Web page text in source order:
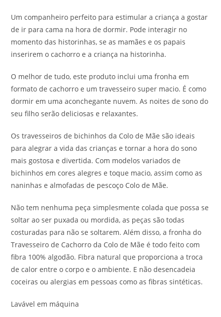
Um companheiro perfeito para estimular a criança a gostar
de ir para cama na hora de dormir. Pode interagir no
momento das historinhas, se as mamães e os papais
inserirem o cachorro e a criança na historinha.
O melhor de tudo, este produto inclui uma fronha em
formato de cachorro e um travesseiro super macio. É como
dormir em uma aconchegante nuvem. As noites de sono do
seu filho serão deliciosas e relaxantes.
Os travesseiros de bichinhos da Colo de Mãe são ideais
para alegrar a vida das crianças e tornar a hora do sono
mais gostosa e divertida. Com modelos variados de
bichinhos em cores alegres e toque macio, assim como as
naninhas e almofadas de pescoço Colo de Mãe.
Não tem nenhuma peça simplesmente colada que possa se
soltar ao ser puxada ou mordida, as peças são todas
costuradas para não se soltarem. Além disso, a fronha do
Travesseiro de Cachorro da Colo de Mãe é todo feito com
fibra 100% algodão. Fibra natural que proporciona a troca
de calor entre o corpo e o ambiente. E não desencadeia
coceiras ou alergias em pessoas como as fibras sintéticas.
Lavável em máquina